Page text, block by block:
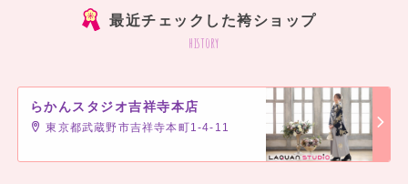
最近チェックした袴ショップ
history
らかんスタジオ吉祥寺本店
東京都武蔵野市吉祥寺本町1-4-11